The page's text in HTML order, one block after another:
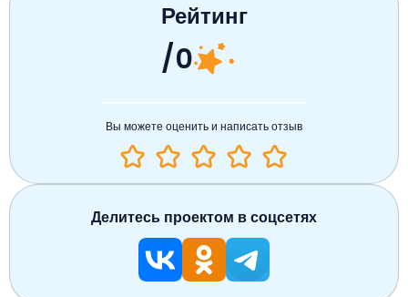
Рейтинг
/0
Вы можете оценить и написать отзыв
Делитесь проектом в соцсетях